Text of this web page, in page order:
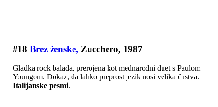
#18 Brez ženske, Zucchero, 1987
Gladka rock balada, prerojena kot mednarodni duet s Paulom
Youngom. Dokaz, da lahko preprost jezik nosi velika čustva.
Italijanske pesmi.